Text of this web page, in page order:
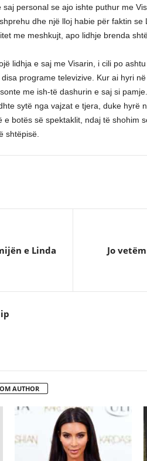
personal se ajo ishte puthur me
dhe një lloj habie për faktin se
me meshkujt, apo lidhje brenda
lidhja e saj me Visarin, i cili po
programe televizive. Kur ai hyri
me ish-të dashurin e saj si
sytë nga vajzat e tjera, duke hyrë
e botës së spektaklit, ndaj të shohim
shtëpisë.
e Linda
Jo
AUTHOR